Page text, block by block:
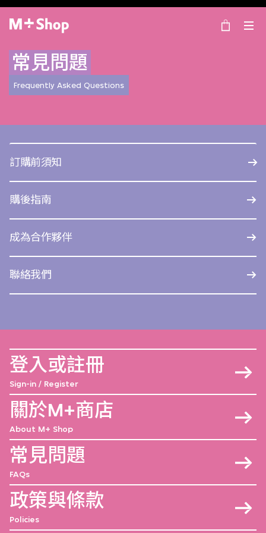
×
M+ Shop
常見問題
Frequently Asked Questions
訂購前須知
購後指南
成為合作夥伴
聯絡我們
登入或註冊
Sign-in / Register
關於M+商店
About M+ Shop
常見問題
FAQs
政策與條款
Policies